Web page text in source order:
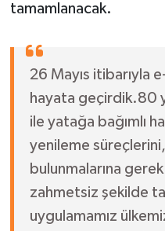
tamamlanacak.
26 Mayıs itibarıyla
hayata geçirdik.80
ile yatağa bağımlı
yenileme
bulunmalarına
zahmetsiz şekilde
uygulamamız